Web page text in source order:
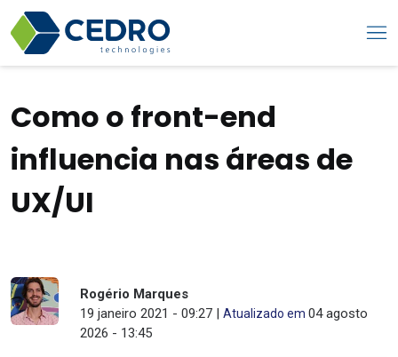
Como o front-end
influencia nas áreas de
UX/UI
Rogério Marques
19 janeiro 2021 - 09:27 |Atualizado em04 agosto
2026 - 13:45